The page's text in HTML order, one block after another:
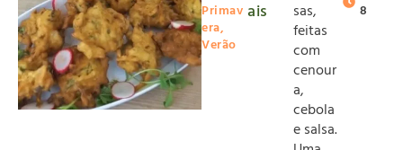
Primav
era,
Verão
ais
sas,
feitas
com
cenour
a,
cebola
e salsa.
8